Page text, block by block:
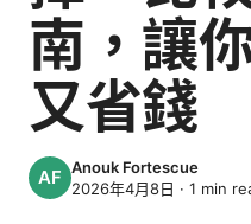
南，讓
又省錢
Anouk Fortescue
2026年4月8日 · 1 min